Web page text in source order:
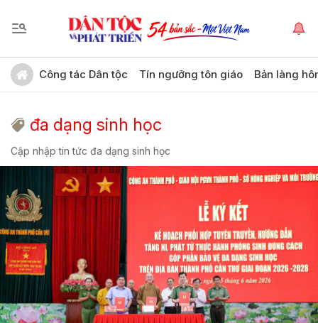
Công tác Dân tộc Tín ngưỡng tôn giáo Bản làng
đa dạng sinh học
Cập nhập tin tức đa dạng sinh học